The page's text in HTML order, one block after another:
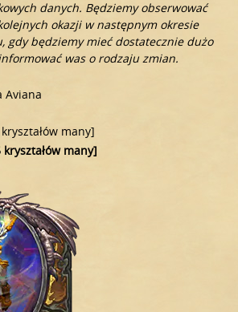
danych. Będziemy obserwować
okazji w następnym okresie
gdy będziemy mieć dostatecznie dużo
was o rodzaju zmian.
Aviana
many]
many]